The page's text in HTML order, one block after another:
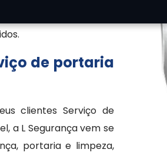
de portaria
clientes Serviço de
a L Segurança vem se
portaria e limpeza,